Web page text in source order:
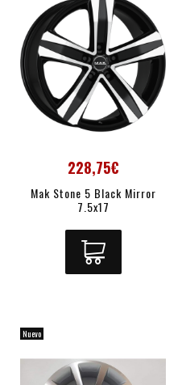
228,75€
Mak Stone 5 Black Mirror
7.5x17
Nuevo